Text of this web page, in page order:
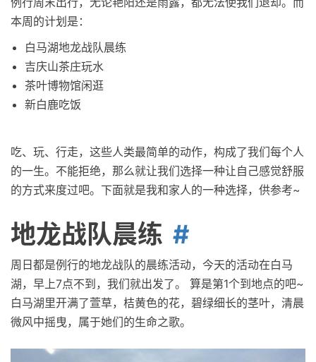
本周的计划是：
白马湖地龙战队晨练
吉庆山茶庄玩水
茶叶博物馆闲逛
新白鹿吃饭
吃、玩、行走，这些人类最简单的动作，构成了我们每个人
的一生。不能拒绝，那么就让我们选择一种让自己感觉舒服
的方式来度过吧。下面就是我和家人的一种选择，供参考~
地龙战队晨练
周日都是例行的地龙战队的晨练活动，今天的活动在白马
湖，早上7点不到，我们就出发了。 算是第1个到地点的吧~
白马湖里开满了萱草，桔黄色的花，碧绿细长的茎叶，清晨
微风中摇曳，属于她们的生命之歌。